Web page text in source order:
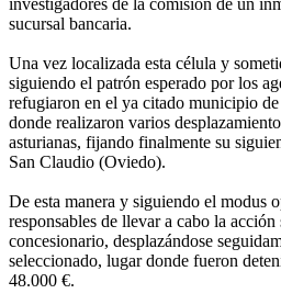
sucursal bancaria.
Una vez localizada esta célula y
siguiendo el patrón esperado por los
refugiaron en el ya citado municipio
donde realizaron varios
asturianas, fijando finalmente su
San Claudio (Oviedo).
De esta manera y siguiendo el modus
responsables de llevar a cabo la
concesionario, desplazándose
seleccionado, lugar donde fueron
48.000 €.